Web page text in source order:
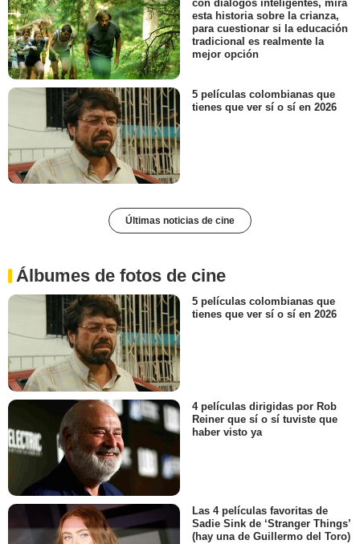
con diálogos inteligentes, mira
esta historia sobre la crianza,
para cuestionar si la educación
tradicional es realmente la
mejor opción
5 películas colombianas que
tienes que ver sí o sí en 2026
Últimas noticias de cine
Álbumes de fotos de cine
5 películas colombianas que
tienes que ver sí o sí en 2026
4 películas dirigidas por Rob
Reiner que sí o sí tuviste que
haber visto ya
Las 4 películas favoritas de
Sadie Sink de ‘Stranger Things’
(hay una de Guillermo del Toro)